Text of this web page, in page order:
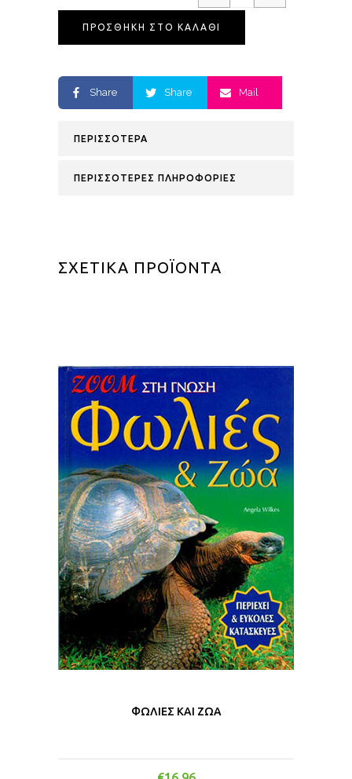
ΠΡΟΣΘΗΚΗ ΣΤΟ ΚΑΛΑΘΙ
Share Share Mail
ΠΕΡΙΣΣΟΤΕΡΑ
ΠΕΡΙΣΣΟΤΕΡΕΣ ΠΛΗΡΟΦΟΡΙΕΣ
ΣΧΕΤΙΚΑ ΠΡΟΪΟΝΤΑ
ΦΩΛΙΕΣ ΚΑΙ ΖΩΑ